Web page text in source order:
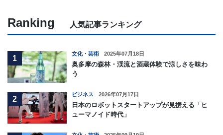
Ranking 人気記事ランキング
1
文化・芸術 2025年07月18日
奥多摩の森林・渓流と酒蔵体験で涼しさを味わ
う
2
ビジネス 2026年07月17日
日本のロボットスタートアップが見据える「ヒ
ューマノイド時代」